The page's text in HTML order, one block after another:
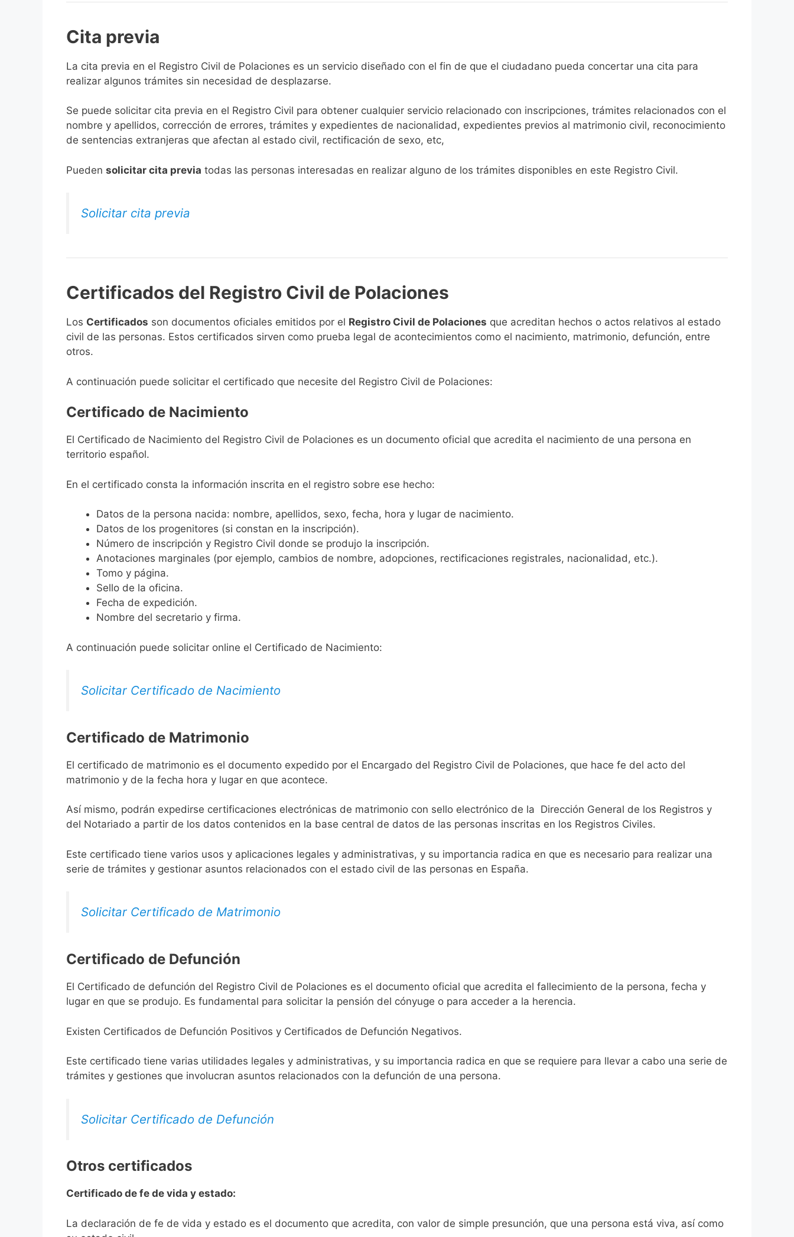
Cita previa
​​​​​​​​​​​​​​​​​​​​​​​​​​​​La cita previa en el Registro Civil de Polaciones es un servicio diseñado con el fin de que el ciudadano pueda concertar una cita para
realizar algunos trámites sin necesidad de desplazarse.​
Se puede solicitar cita previa en el Registro Civil para obtener cualquier servicio relacionado con inscripciones, trámites relacionados con el
nombre y apellidos, corrección de errores, trámites y expedientes de nacionalidad, expedientes previos al matrimonio civil, reconocimiento
de sentencias extranjeras que afectan al estado civil, rectificación de sexo, etc,
​Pueden solicitar cita previa todas las personas interesadas en realizar alguno de los trámites disponibles en este Registro Civil.​
Solicitar cita previa
Certificados del Registro Civil de Polaciones
Los Certificados son documentos oficiales emitidos por el Registro Civil de Polaciones que acreditan hechos o actos relativos al estado
civil de las personas. Estos certificados sirven como prueba legal de acontecimientos como el nacimiento, matrimonio, defunción, entre
otros.
A continuación puede solicitar el certificado que necesite del Registro Civil de Polaciones:
Certificado de Nacimiento
El Certificado de Nacimiento del Registro Civil de Polaciones es un documento oficial que acredita el nacimiento de una persona en
territorio español.
En el certificado consta la información inscrita en el registro sobre ese hecho:
Datos de la persona nacida: nombre, apellidos, sexo, fecha, hora y lugar de nacimiento.
Datos de los progenitores (si constan en la inscripción).
Número de inscripción y Registro Civil donde se produjo la inscripción.
Anotaciones marginales (por ejemplo, cambios de nombre, adopciones, rectificaciones registrales, nacionalidad, etc.).
Tomo y página.
Sello de la oficina.
Fecha de expedición.
Nombre del secretario y firma.
A continuación puede solicitar online el Certificado de Nacimiento:
Solicitar Certificado de Nacimiento
Certificado de Matrimonio
El certificado de matrimonio es el documento expedido por el Encargado del Registro Civil de Polaciones, que hace fe del acto del
matrimonio y de la fecha hora y lugar en que acontece.
Así mismo, podrán expedirse certificaciones electrónicas de matrimonio con sello electrónico de la Dirección General de los Registros y
del Notariado a partir de los datos contenidos en la base central de datos de las personas inscritas en los Registros Civiles.
Este certificado tiene varios usos y aplicaciones legales y administrativas, y su importancia radica en que es necesario para realizar una
serie de trámites y gestionar asuntos relacionados con el estado civil de las personas en España.
Solicitar Certificado de Matrimonio
Certificado de Defunción
El Certificado de defunción del Registro Civil de Polaciones es el documento oficial que acredita el fallecimiento de la persona, fecha y
lugar en que se produjo. Es fundamental para solicitar la pensión del cónyuge o para acceder a la herencia.
Existen Certificados de Defunción Positivos y Certificados de Defunción Negativos.
Este certificado tiene varias utilidades legales y administrativas, y su importancia radica en que se requiere para llevar a cabo una serie de
trámites y gestiones que involucran asuntos relacionados con la defunción de una persona.
Solicitar Certificado de Defunción
Otros certificados
Certificado de fe de vida y estado:
La declaración de fe de vida y estado es el documento que acredita, con valor de simple presunción, que una persona está viva, así como